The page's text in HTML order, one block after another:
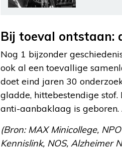
Bij toeval ontstaan:
Nog 1 bijzonder
ook al een toevallige
doet eind jaren 30
gladde, hittebestendige
anti-aanbaklaag is
(Bron: MAX Minicollege,
Kennislink, NOS, Alzheimer